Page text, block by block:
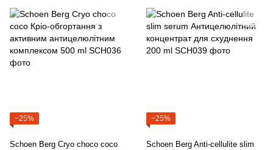
−25%
Schoen Berg Cryo choco coco
−25%
Sсhoen Berg Anti-cellulite slim